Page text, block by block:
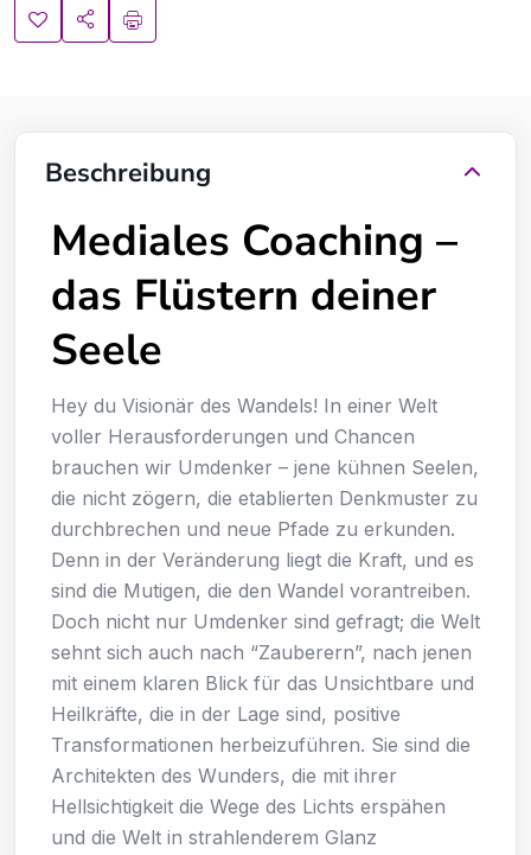
Beschreibung
Mediales Coaching –
das Flüstern deiner
Seele
Hey du Visionär des Wandels! In einer Welt
voller Herausforderungen und Chancen
brauchen wir Umdenker – jene kühnen Seelen,
die nicht zögern, die etablierten Denkmuster zu
durchbrechen und neue Pfade zu erkunden.
Denn in der Veränderung liegt die Kraft, und es
sind die Mutigen, die den Wandel vorantreiben.
Doch nicht nur Umdenker sind gefragt; die Welt
sehnt sich auch nach “Zauberern”, nach jenen
mit einem klaren Blick für das Unsichtbare und
Heilkräfte, die in der Lage sind, positive
Transformationen herbeizuführen. Sie sind die
Architekten des Wunders, die mit ihrer
Hellsichtigkeit die Wege des Lichts erspähen
und die Welt in strahlenderem Glanz